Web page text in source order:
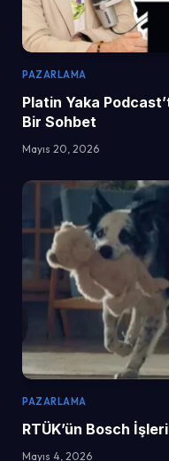
PAZARLAMA
Platin Yaka
Bir Sohbet
Mayıs 20, 2026
PAZARLAMA
RTÜK’ün Bosch İşleri
Mayıs 4, 2026